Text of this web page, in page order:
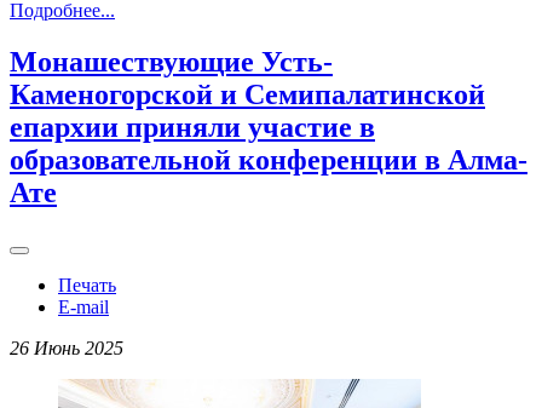
Подробнее...
Монашествующие Усть-
Каменогорской и Семипалатинской
епархии приняли участие в
образовательной конференции в Алма-
Ате
Печать
E-mail
26 Июнь 2025